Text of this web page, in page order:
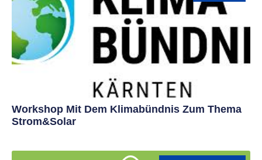
Workshop Mit Dem Klimabündnis Zum Thema
Strom&Solar